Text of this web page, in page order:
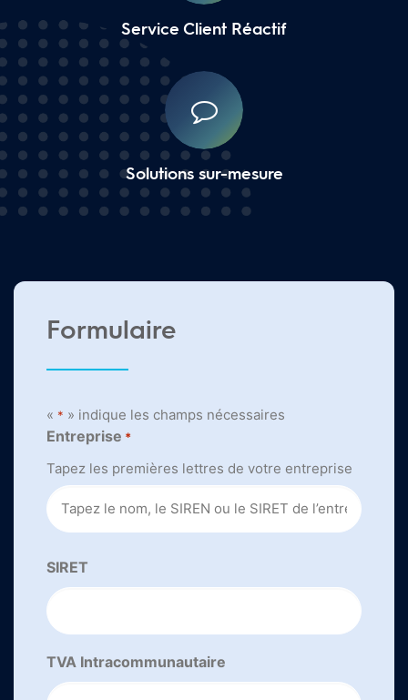
Service Client Réactif
Solutions sur-mesure
Formulaire
« * » indique les champs nécessaires
Entreprise *
Tapez les premières lettres de votre entreprise
SIRET
TVA Intracommunautaire